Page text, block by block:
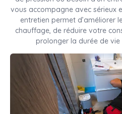
vous accompagne avec sérieux
entretien permet d’améliorer
chauffage, de réduire votre
prolonger la durée de